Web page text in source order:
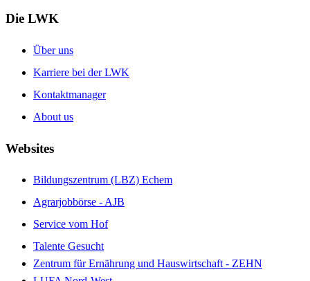
Die LWK
Über uns
Karriere bei der LWK
Kontaktmanager
About us
Websites
Bildungszentrum (LBZ) Echem
Agrarjobbörse - AJB
Service vom Hof
Talente Gesucht
Zentrum für Ernährung und Hauswirtschaft - ZEHN